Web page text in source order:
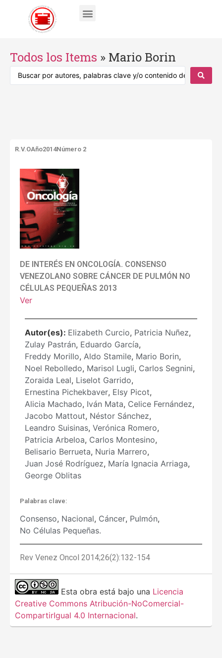
Todos los Items » Mario Borin
R.V.OAño2014Número 2
DE INTERÉS EN ONCOLOGÍA. CONSENSO
VENEZOLANO SOBRE CÁNCER DE PULMÓN NO
CÉLULAS PEQUEÑAS 2013
Ver
Autor(es): Elizabeth Curcio, Patricia Nuñez,
Zulay Pastrán, Eduardo García,
Freddy Morillo, Aldo Stamile, Mario Borin,
Noel Rebolledo, Marisol Lugli, Carlos Segnini,
Zoraida Leal, Liselot Garrido,
Ernestina Pichekbaver, Elsy Picot,
Alicia Machado, Iván Mata, Celice Fernández,
Jacobo Mattout, Néstor Sánchez,
Leandro Suisinas, Verónica Romero,
Patricia Arbeloa, Carlos Montesino,
Belisario Berrueta, Nuria Marrero,
Juan José Rodríguez, María Ignacia Arriaga,
George Oblitas
Palabras clave:
Consenso, Nacional, Cáncer, Pulmón,
No Células Pequeñas.
Rev Venez Oncol 2014;26(2):132-154
Esta obra está bajo una Licencia
Creative Commons Atribución-NoComercial-
CompartirIgual 4.0 Internacional.